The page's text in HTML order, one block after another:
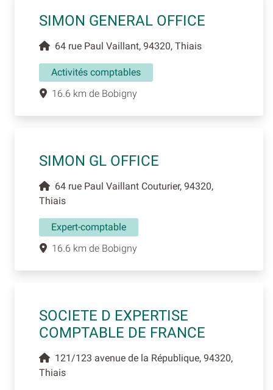
SIMON GENERAL OFFICE
64 rue Paul Vaillant, 94320, Thiais
Activités comptables
16.6 km de Bobigny
SIMON GL OFFICE
64 rue Paul Vaillant Couturier, 94320,
Thiais
Expert-comptable
16.6 km de Bobigny
SOCIETE D EXPERTISE
COMPTABLE DE FRANCE
121/123 avenue de la République, 94320,
Thiais